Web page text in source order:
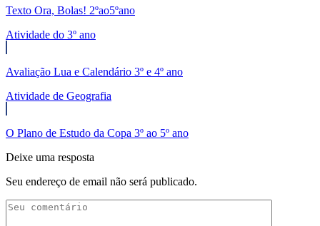
Texto Ora, Bolas! 2ºao5ºano
Atividade do 3º ano
Avaliação Lua e Calendário 3º e 4º ano
Atividade de Geografia
O Plano de Estudo da Copa 3º ao 5º ano
Deixe uma resposta
Seu endereço de email não será publicado.